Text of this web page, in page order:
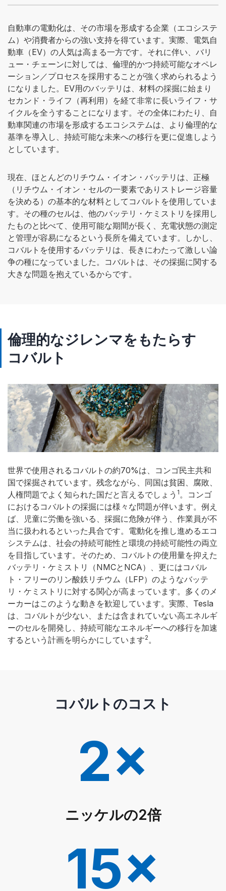
業務に関連する5件の特許を保有。ミズーリ大学で電
取得しました。
詳細を閉じる
自動車の電動化は、その市場を形成する企業（エコシステ
ム）や消費者からの強い支持を得ています。実際、電気自
動車（EV）の人気は高まる一方です。それに伴い、バリ
ュー・チェーンに対しては、倫理的かつ持続可能なオペレ
ーション／プロセスを採用することが強く求められるよう
になりました。EV用のバッテリは、材料の採掘に始まり
セカンド・ライフ（再利用）を経て非常に長いライフ・サ
イクルを全うすることになります。その全体にわたり、自
動車関連の市場を形成するエコシステムは、より倫理的な
基準を導入し、持続可能な未来への移行を更に促進しよう
としています。
現在、ほとんどのリチウム・イオン・バッテリは、正極
（リチウム・イオン・セルの一要素でありストレージ容量
を決める）の基本的な材料としてコバルトを使用していま
す。その種のセルは、他のバッテリ・ケミストリを採用し
たものと比べて、使用可能な期間が長く、充電状態の測定
と管理が容易になるという長所を備えています。しかし、
コバルトを使用するバッテリは、長きにわたって激しい論
争の種になっていました。コバルトは、その採掘に関する
大きな問題を抱えているからです。
倫理的なジレンマをもたらす
コバルト
世界で使用されるコバルトの約70%は、コンゴ民主共和
国で採掘されています。残念ながら、同国は貧困、腐敗、
人権問題でよく知られた国だと言えるでしょう 1 。コンゴ
におけるコバルトの採掘には様々な問題が伴います。例え
ば、児童に労働を強いる、採掘に危険が伴う、作業員が不
当に扱われるといった具合です。電動化を推し進めるエコ
システムは、社会の持続可能性と環境の持続可能性の両立
を目指しています。そのため、コバルトの使用量を抑えた
バッテリ・ケミストリ（NMCとNCA）、更にはコバル
ト・フリーのリン酸鉄リチウム（LFP）のようなバッテ
リ・ケミストリに対する関心が高まっています。多くのメ
ーカーはこのような動きを歓迎しています。実際、Tesla
は、コバルトが少ない、または含まれていない高エネルギ
ーのセルを開発し、持続可能なエネルギーへの移行を加速
するという計画を明らかにしています2 。
コバルトのコスト
2×
ニッケルの2倍
15×